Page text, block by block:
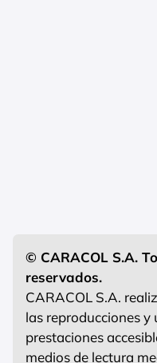
© CARACOL S.A.
reservados.
CARACOL S.A.
las reproducciones y
prestaciones
medios de lectura